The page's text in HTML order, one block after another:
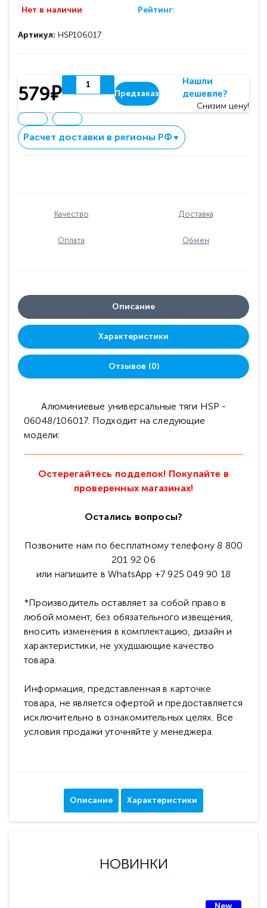
Нет в наличии Рейтинг:
Артикул: HSP106017
579₽ Предзаказ
Нашли
дешевле?
Снизим цену!
Расчет доставки в регионы РФ ▼
Качество Доставка
Оплата Обмен
Описание
Характеристики
Отзывов (0)
Алюминиевые универсальные тяги HSP -
06048/106017. Подходит на следующие
модели:
Остерегайтесь подделок! Покупайте в
проверенных магазинах!
Остались вопросы?
Позвоните нам по бесплатному телефону 8 800
201 92 06
или напишите в WhatsApp +7 925 049 90 18
*Производитель оставляет за собой право в
любой момент, без обязательного извещения,
вносить изменения в комплектацию, дизайн и
характеристики, не ухудшающие качество
товара.
Информация, представленная в карточке
товара, не является офертой и предоставляется
исключительно в ознакомительных целях. Все
условия продажи уточняйте у менеджера.
Описание Характеристики
НОВИНКИ
New